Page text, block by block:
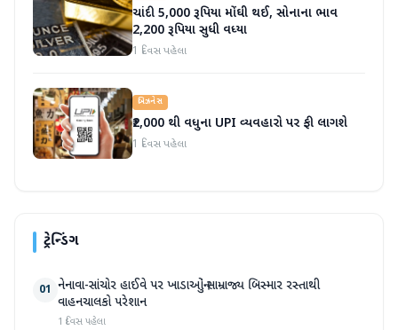
ચાંદી 5,000 રૂપિયા મોંઘી થઈ, સોનાના ભાવ
2,200 રૂપિયા સુધી વધ્યા
1 દિવસ પહેલા
બિઝનેસ
₹2,000 થી વધુના UPI વ્યવહારો પર ફી લાગશે
1 દિવસ પહેલા
ટ્રેન્ડિંગ
01 નેનાવા-સાંચોર હાઈવે પર ખાડાઓનું સામ્રાજ્ય બિસ્માર રસ્તાથી
વાહનચાલકો પરેશાન
1 દિવસ પહેલા